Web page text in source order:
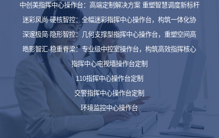
中创美指挥中心操作台：高端定制解决方案 重塑智慧调度新标杆
迷彩风尚·硬核智控：全幅迷彩指挥中心操作台，构筑一体化协
深邃极简·隐形智控：几何支撑型指挥中心操作台，重塑空间高
皓影智汇·稳重脊梁：专业级中控室操作台，构筑高效指挥核心
指挥中心电视墙操作台定制
110指挥中心操作台定制
交警指挥中心操作台定制
环境监控中心操作台